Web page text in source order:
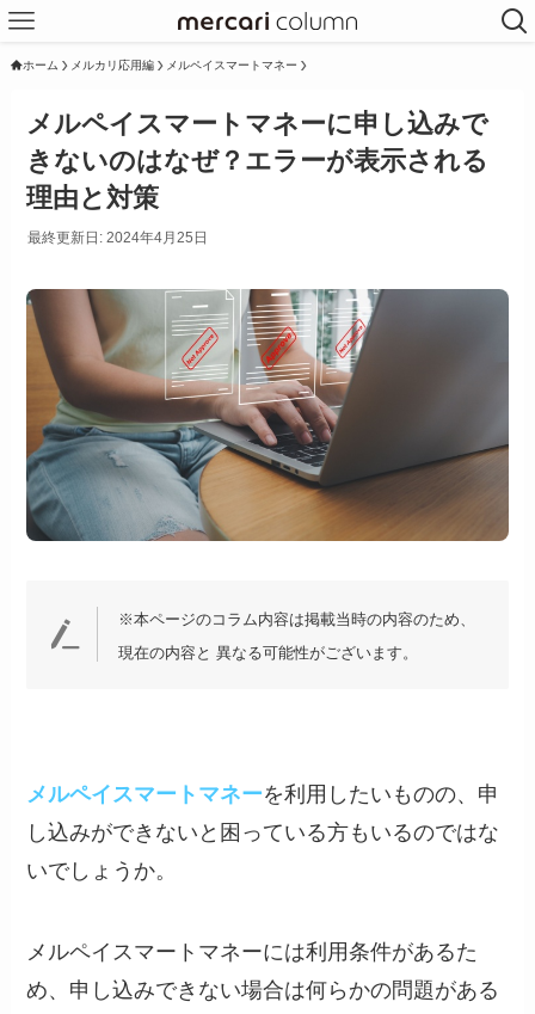
ホーム メルカリ応用編 メルペイスマートマネー
メルペイスマートマネーに申し込みで
きないのはなぜ？エラーが表示される
理由と対策
最終更新日: 2024年4月25日
※本ページのコラム内容は掲載当時の内容のため、
現在の内容と 異なる可能性がございます。
メルペイスマートマネーを利用したいものの、申
し込みができないと困っている方もいるのではな
いでしょうか。
メルペイスマートマネーには利用条件があるた
め、申し込みできない場合は何らかの問題がある